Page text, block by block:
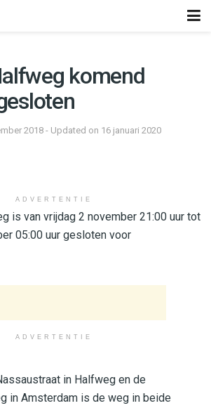
komend
2018 - Updated on 16 januari 2020
ADVERTENTIE
is van vrijdag 2 november 21:00 uur tot
05:00 uur gesloten voor
ADVERTENTIE
in Halfweg en de
in Amsterdam is de weg in beide